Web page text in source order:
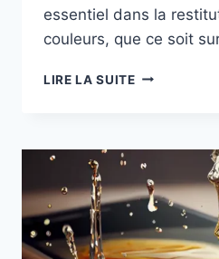
essentiel dans la
couleurs, que ce soit
LIRE LA SUITELA
DES
CAMÉRAS
ET